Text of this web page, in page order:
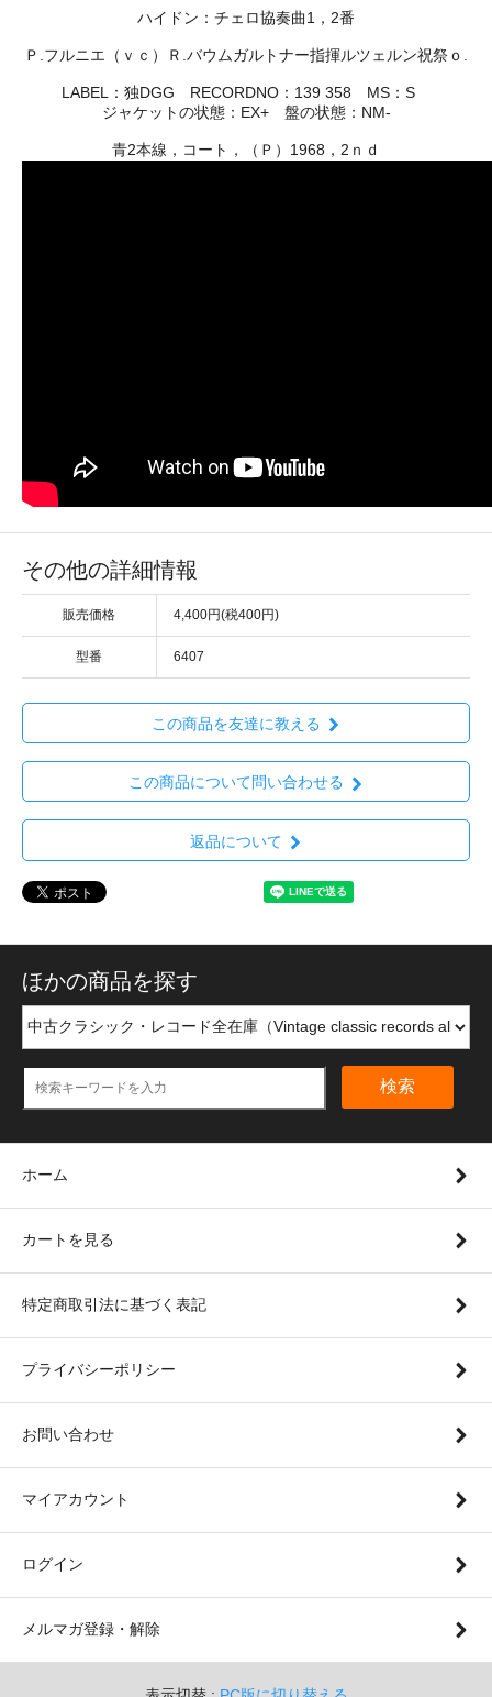
ハイドン：チェロ協奏曲1，2番
Ｐ.フルニエ（ｖｃ）Ｒ.バウムガルトナー指揮ルツェルン祝祭ｏ.
LABEL：独DGG RECORDNO：139 358 MS：S
ジャケットの状態：EX+ 盤の状態：NM-
青2本線，コート，（Ｐ）1968，2ｎｄ
その他の詳細情報
販売価格 4,400円(税400円)
型番 6407
この商品を友達に教える
この商品について問い合わせる
返品について
ほかの商品を探す
検索
ホーム
カートを見る
特定商取引法に基づく表記
プライバシーポリシー
お問い合わせ
マイアカウント
ログイン
メルマガ登録・解除